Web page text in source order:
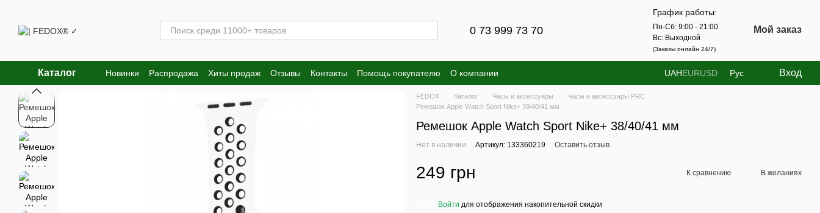
0 73 999 73 70
График работы:
Пн-Сб: 9:00 - 21:00
Вс: Выходной
(Заказы онлайн 24/7)
Мой заказ
Каталог Новинки Распродажа Хиты продаж Отзывы Контакты Помощь покупателю О компании UAHEURUSD Рус Вход
FEDOX Каталог Часы и аксессуары
Часы и аксессуары PRC
Ремешок Apple Watch Sport Nike+ 38/40/41 мм
Ремешок Apple Watch Sport Nike+ 38/40/41 мм
Нет в наличии Артикул: 133360219 Оставить отзыв
249 грн К сравнению В желаниях
Войти для отображения накопительной скидки